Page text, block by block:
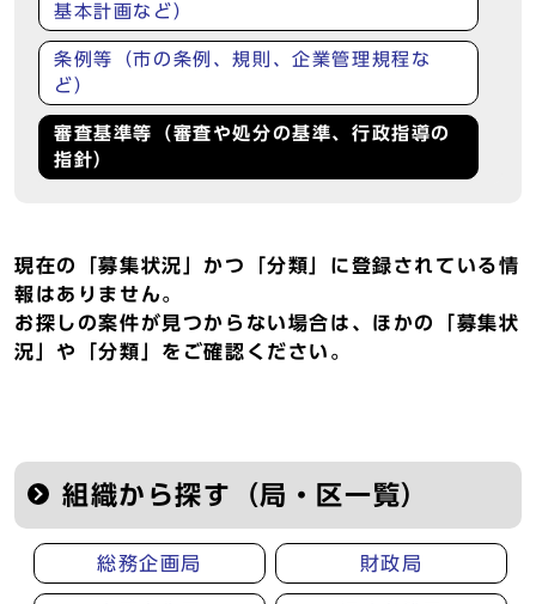
基本計画など）
条例等（市の条例、規則、企業管理規程な
ど）
審査基準等（審査や処分の基準、行政指導の
指針）
現在の「募集状況」かつ「分類」に登録されている情
報はありません。
お探しの案件が見つからない場合は、ほかの「募集状
況」や「分類」をご確認ください。
組織から探す（局・区一覧）
総務企画局 財政局